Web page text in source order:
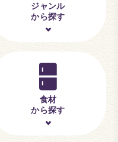
ジャンル
から探す
食材
から探す